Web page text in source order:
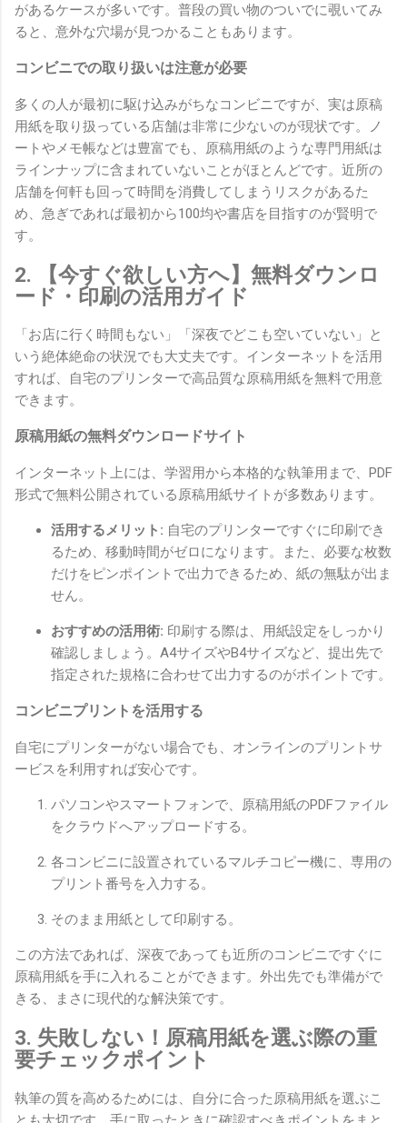
があるケースが多いです。普段の買い物のついでに覗いてみ
ると、意外な穴場が見つかることもあります。
コンビニでの取り扱いは注意が必要
多くの人が最初に駆け込みがちなコンビニですが、実は原稿
用紙を取り扱っている店舗は非常に少ないのが現状です。ノ
ートやメモ帳などは豊富でも、原稿用紙のような専門用紙は
ラインナップに含まれていないことがほとんどです。近所の
店舗を何軒も回って時間を消費してしまうリスクがあるた
め、急ぎであれば最初から100均や書店を目指すのが賢明で
す。
2. 【今すぐ欲しい方へ】無料ダウンロ
ード・印刷の活用ガイド
「お店に行く時間もない」「深夜でどこも空いていない」と
いう絶体絶命の状況でも大丈夫です。インターネットを活用
すれば、自宅のプリンターで高品質な原稿用紙を無料で用意
できます。
原稿用紙の無料ダウンロードサイト
インターネット上には、学習用から本格的な執筆用まで、PDF
形式で無料公開されている原稿用紙サイトが多数あります。
活用するメリット: 自宅のプリンターですぐに印刷でき
るため、移動時間がゼロになります。また、必要な枚数
だけをピンポイントで出力できるため、紙の無駄が出ま
せん。
おすすめの活用術: 印刷する際は、用紙設定をしっかり
確認しましょう。A4サイズやB4サイズなど、提出先で
指定された規格に合わせて出力するのがポイントです。
コンビニプリントを活用する
自宅にプリンターがない場合でも、オンラインのプリントサ
ービスを利用すれば安心です。
パソコンやスマートフォンで、原稿用紙のPDFファイル
をクラウドへアップロードする。
各コンビニに設置されているマルチコピー機に、専用の
プリント番号を入力する。
そのまま用紙として印刷する。
この方法であれば、深夜であっても近所のコンビニですぐに
原稿用紙を手に入れることができます。外出先でも準備がで
きる、まさに現代的な解決策です。
3. 失敗しない！原稿用紙を選ぶ際の重
要チェックポイント
執筆の質を高めるためには、自分に合った原稿用紙を選ぶこ